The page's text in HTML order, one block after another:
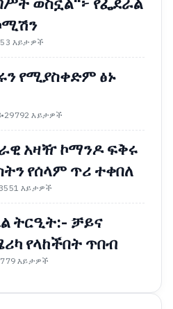
እይታዎች
የሚያስቀድም ፅኑ
•29792 እይታዎች
አዛዥ ኮማንዶ ፍቅሩ
የሰላም ጥሪ ተቀበለ
እይታዎች
ትርዒት:- ቻይና
የላከችበት ጥበብ
እይታዎች